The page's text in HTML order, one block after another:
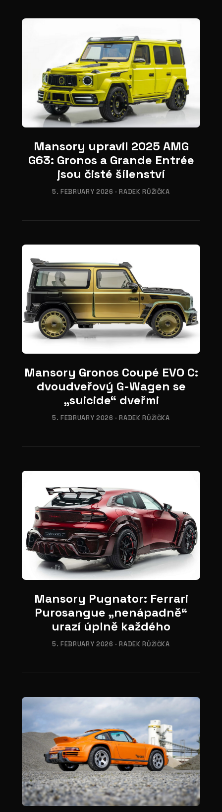
02
Mansory upravil 2025 AMG
G63: Gronos a Grande Entrée
jsou čisté šílenství
5. FEBRUARY 2026 · RADEK RŮŽIČKA
03
Mansory Gronos Coupé EVO C:
dvoudveřový G-Wagen se
„suicide“ dveřmi
5. FEBRUARY 2026 · RADEK RŮŽIČKA
04
Mansory Pugnator: Ferrari
Purosangue „nenápadně“
urazí úplně každého
5. FEBRUARY 2026 · RADEK RŮŽIČKA
05